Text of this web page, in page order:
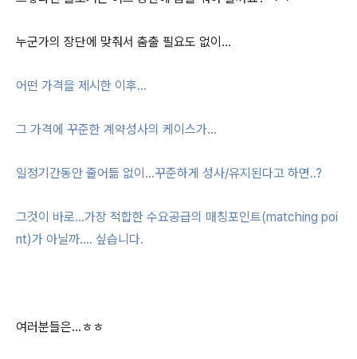
누군가의 장단에 맞춰서 춤출 필요도 없이...
어떤 가격을 제시한 이후...
그 가격에 꾸준한 계약성사의 케이스가...
일정기간동안 줄어듦 없이...꾸준하게 성사/유지된다고 하면..?
그것이 바로...가장 적합한 수요공급의 매칭포인트(matching poi
nt)가 아닐까.... 싶습니다.
여러분들은...ㅎㅎ